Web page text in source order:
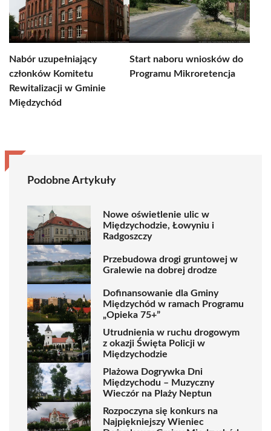
Nabór uzupełniający
członków Komitetu
Rewitalizacji w Gminie
Międzychód
Start naboru wniosków do
Programu Mikroretencja
Podobne Artykuły
Nowe oświetlenie ulic w
Międzychodzie, Łowyniu i
Radgoszczy
Przebudowa drogi gruntowej w
Gralewie na dobrej drodze
Dofinansowanie dla Gminy
Międzychód w ramach Programu
„Opieka 75+”
Utrudnienia w ruchu drogowym
z okazji Święta Policji w
Międzychodzie
Plażowa Dogrywka Dni
Międzychodu – Muzyczny
Wieczór na Plaży Neptun
Rozpoczyna się konkurs na
Najpiękniejszy Wieniec